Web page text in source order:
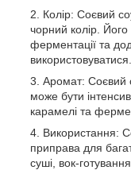
Колір: Соєвий
чорний колір. Його
ферментації та
використовуватися.
Аромат: Соєвий
може бути
карамелі та
Використання:
приправа для
суші, вок-